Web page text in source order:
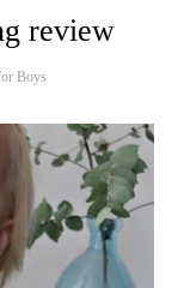
review
Boys